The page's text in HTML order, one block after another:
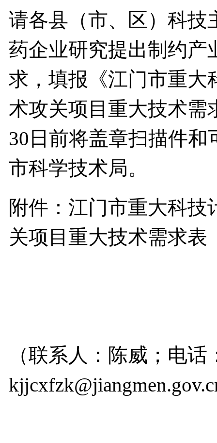
请各县（市、区）科技
药企业研究提出制约产
求，填报《江门市重
术攻关项目重大技术需
30日前将盖章扫描件和
市科学技术局。
附件：江门市重大科
关项目重大技术需求表
（联系人：陈威；电